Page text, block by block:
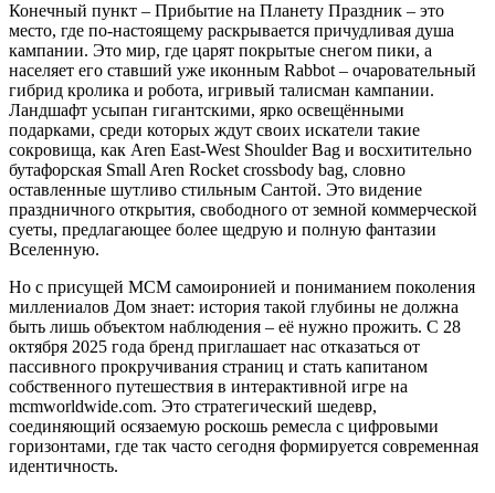
Конечный пункт – Прибытие на Планету Праздник – это
место, где по-настоящему раскрывается причудливая душа
кампании. Это мир, где царят покрытые снегом пики, а
населяет его ставший уже иконным Rabbot – очаровательный
гибрид кролика и робота, игривый талисман кампании.
Ландшафт усыпан гигантскими, ярко освещёнными
подарками, среди которых ждут своих искатели такие
сокровища, как Aren East-West Shoulder Bag и восхитительно
бутафорская Small Aren Rocket crossbody bag, словно
оставленные шутливо стильным Сантой. Это видение
праздничного открытия, свободного от земной коммерческой
суеты, предлагающее более щедрую и полную фантазии
Вселенную.
Но с присущей MCM самоиронией и пониманием поколения
миллениалов Дом знает: история такой глубины не должна
быть лишь объектом наблюдения – её нужно прожить. С 28
октября 2025 года бренд приглашает нас отказаться от
пассивного прокручивания страниц и стать капитаном
собственного путешествия в интерактивной игре на
mcmworldwide.com. Это стратегический шедевр,
соединяющий осязаемую роскошь ремесла с цифровыми
горизонтами, где так часто сегодня формируется современная
идентичность.